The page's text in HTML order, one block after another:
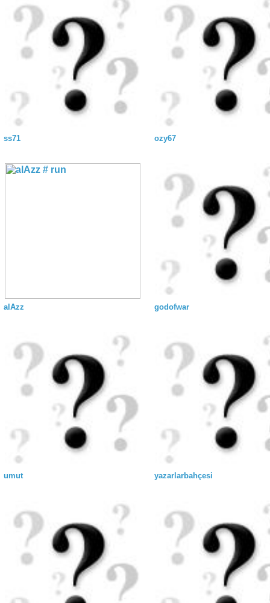
ss71 ozy67
alAzz godofwar
umut yazarlarbahçesi